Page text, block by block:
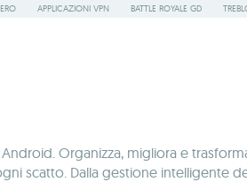
APPLICAZIONI VPN BATTLE ROYALE GD
Organizza, migliora e
scatto. Dalla gestione intelligente